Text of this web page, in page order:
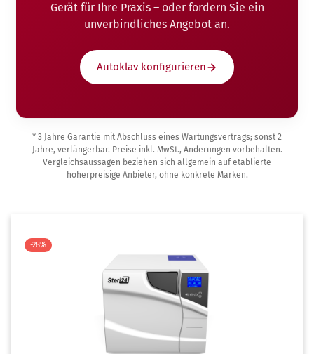
Gerät für Ihre Praxis – oder fordern Sie ein
unverbindliches Angebot an.
Autoklav konfigurieren
* 3 Jahre Garantie mit Abschluss eines Wartungsvertrags; sonst 2
Jahre, verlängerbar. Preise inkl. MwSt., Änderungen vorbehalten.
Vergleichsaussagen beziehen sich allgemein auf etablierte
höherpreisige Anbieter, ohne konkrete Marken.
-28%